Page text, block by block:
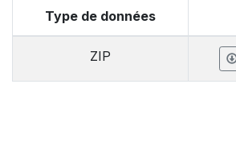
Type de données
ZIP